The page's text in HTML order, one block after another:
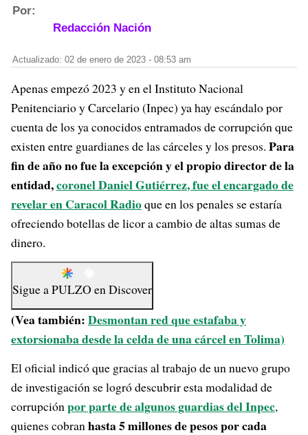
Por:
Redacción Nación
Actualizado: 02 de enero de 2023 - 08:53 am
Apenas empezó 2023 y en el Instituto Nacional
Penitenciario y Carcelario (Inpec) ya hay escándalo por
cuenta de los ya conocidos entramados de corrupción que
existen entre guardianes de las cárceles y los presos. Para
fin de año no fue la excepción y el propio director de la
entidad,coronel Daniel Gutiérrez,fue el encargado de
revelar en Caracol Radioque en los penales se estaría
ofreciendo botellas de licor a cambio de altas sumas de
dinero.
Sigue aPULZO enDiscover
(Vea también:Desmontan red que estafaba y
extorsionaba desde la celda de una cárcel en Tolima)
El oficial indicó que gracias al trabajo de un nuevo grupo
de investigación se logró descubrir esta modalidad de
corrupciónpor parte de algunos guardias del Inpec,
quienes cobranhasta 5 millones de pesos por cada